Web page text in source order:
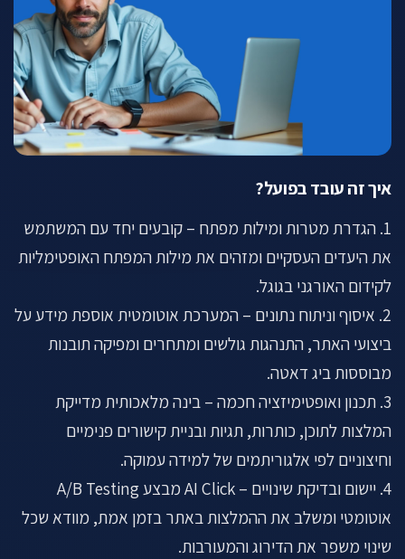
איך זה עובד בפועל?
1. הגדרת מטרות ומילות מפתח – קובעים יחד עם המשתמש
את היעדים העסקיים ומזהים את מילות המפתח האופטימליות
לקידום האורגני בגוגל.
2. איסוף וניתוח נתונים – המערכת אוטומטית אוספת מידע על
ביצועי האתר, התנהגות גולשים ומתחרים ומפיקה תובנות
מבוססות ביג דאטה.
3. תכנון ואופטימיזציה חכמה – בינה מלאכותית מדייקת
המלצות לתוכן, כותרות, תגיות ובניית קישורים פנימיים
וחיצוניים לפי אלגוריתמים של למידה עמוקה.
4. יישום ובדיקת שינויים – AI Click מבצע A/B Testing
אוטומטי ומשלב את ההמלצות באתר בזמן אמת, מוודא שכל
שינוי משפר את הדירוג והמעורבות.